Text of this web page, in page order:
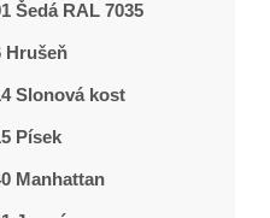
Šedá RAL 7035
Hrušeň
Slonová kost
Písek
Manhattan